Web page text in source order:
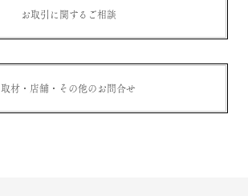
お取引に関するご相談
取材・店舗・その他のお問合せ